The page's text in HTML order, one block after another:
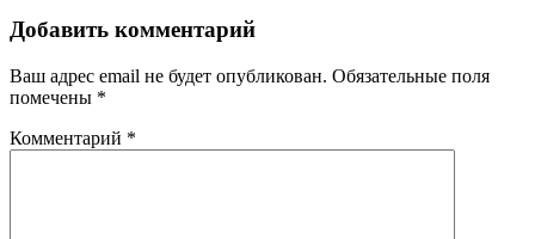
Добавить комментарий
Ваш адрес email не будет опубликован. Обязательные поля
помечены *
Комментарий *